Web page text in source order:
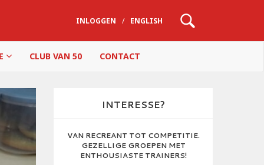
INLOGGEN / ENGLISH
CLUB VAN 50 CONTACT
INTERESSE?
VAN RECREANT TOT COMPETITIE.
GEZELLIGE GROEPEN MET
ENTHOUSIASTE TRAINERS!